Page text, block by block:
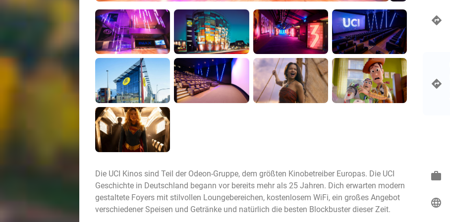
Die UCI Kinos sind Teil der Odeon-Gruppe, dem größten Kinobetreiber Europas. Die UCI
Geschichte in Deutschland begann vor bereits mehr als 25 Jahren. Dich erwarten modern
gestaltete Foyers mit stilvollen Loungebereichen, kostenlosem WiFi, ein großes Angebot
verschiedener Speisen und Getränke und natürlich die besten Blockbuster dieser Zeit.
work
language